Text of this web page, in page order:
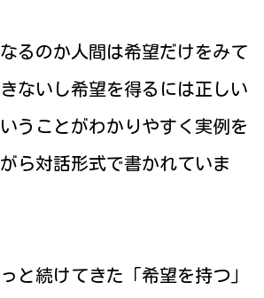
るのか人間は希望だけをみて
ないし希望を得るには正しい
うことがわかりやすく実例を
ら対話形式で書かれていま
と続けてきた「希望を持つ」